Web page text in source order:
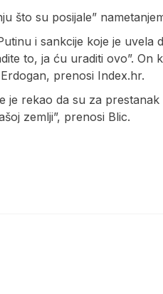
što su posijale”
i sankcije koje je uvela
to, ja ću uraditi ovo”.
prenosi Index.hr.
je rekao da su za
zemlji”, prenosi Blic.